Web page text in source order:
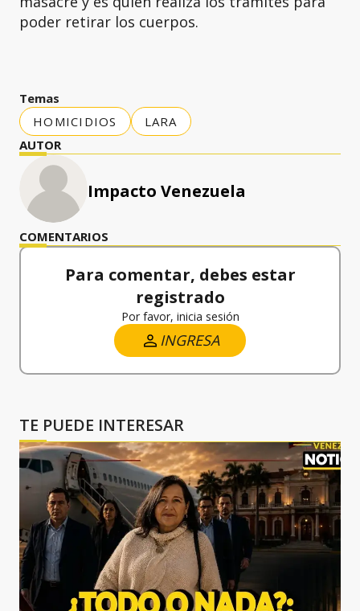
poder retirar los cuerpos.
Temas
HOMICIDIOS
LARA
AUTOR
Impacto Venezuela
COMENTARIOS
Para comentar, debes estar
registrado
Por favor, inicia sesión
INGRESA
TE PUEDE INTERESAR